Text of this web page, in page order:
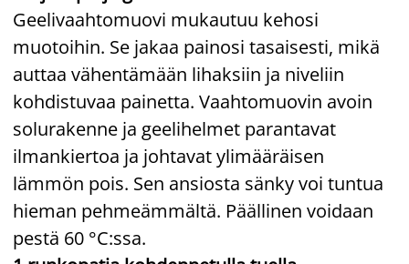
Geelivaahtomuovi mukautuu kehosi
muotoihin. Se jakaa painosi tasaisesti, mikä
auttaa vähentämään lihaksiin ja niveliin
kohdistuvaa painetta. Vaahtomuovin avoin
solurakenne ja geelihelmet parantavat
ilmankiertoa ja johtavat ylimääräisen
lämmön pois. Sen ansiosta sänky voi tuntua
hieman pehmeämmältä. Päällinen voidaan
pestä 60 °C:ssa.